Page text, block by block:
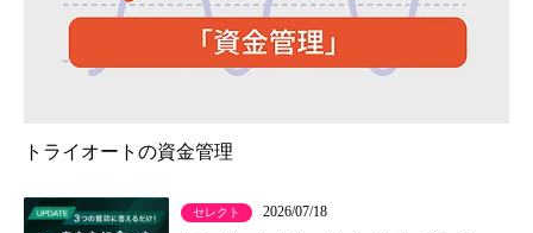
トライオートの資金管理
セレクト 2026/07/18